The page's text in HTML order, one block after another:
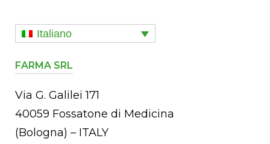
Italiano
FARMA SRL
Via G. Galilei 171
40059 Fossatone di Medicina
(Bologna) – ITALY